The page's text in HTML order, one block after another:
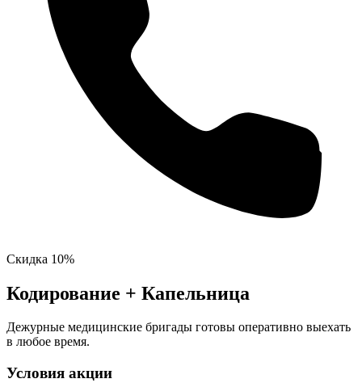
Скидка 10%
Кодирование + Капельница
Дежурные медицинские бригады готовы оперативно выехать
в любое время.
Условия акции